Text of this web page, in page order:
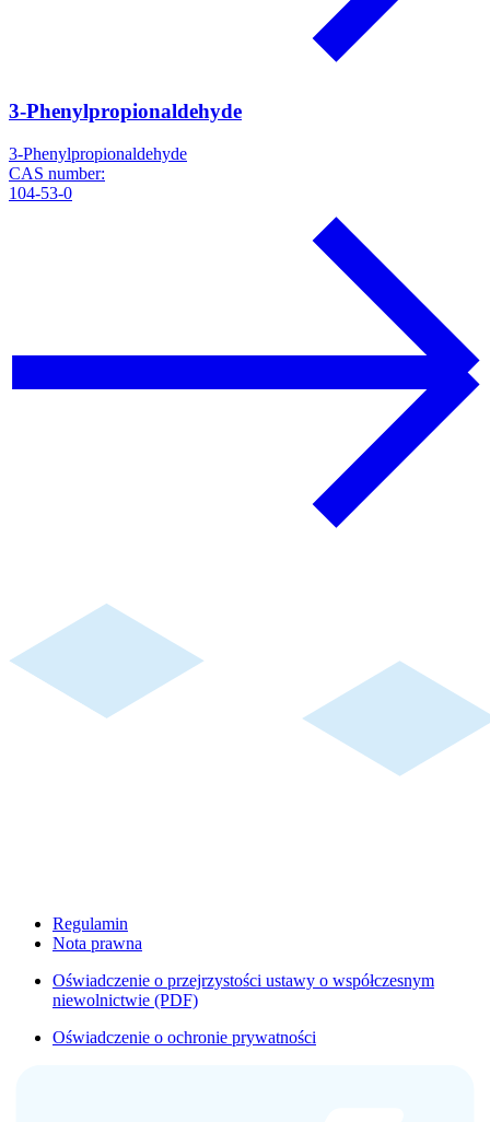
3-Phenylpropionaldehyde
3-Phenylpropionaldehyde
CAS number:
104-53-0
Regulamin
Nota prawna
Oświadczenie o przejrzystości ustawy o współczesnym
niewolnictwie (PDF)
Oświadczenie o ochronie prywatności